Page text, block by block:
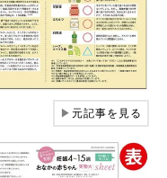
▶元記事を見る